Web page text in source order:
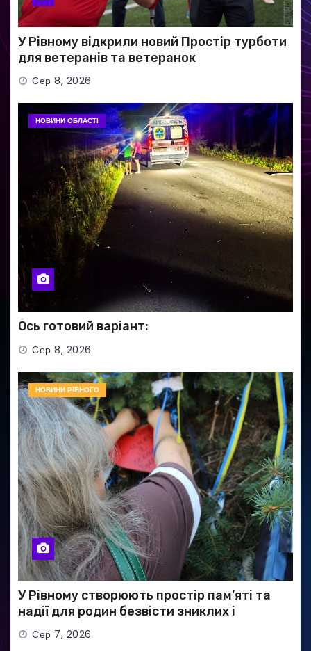
У Рівному відкрили новий Простір турботи
для ветеранів та ветеранок
Сер 8, 2026
НОВИНИ ОБЛАСТІ
Ось готовий варіант:
Сер 8, 2026
НОВИНИ РІВНОГО
У Рівному створюють простір пам’яті та
надії для родин безвісти зниклих і
полонених військових
Сер 7, 2026